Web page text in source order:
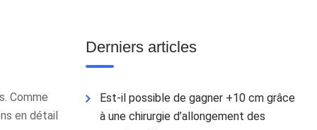
Comme
en détail
Derniers articles
Est-il possible de gagner +10 cm grâce
à une chirurgie d’allongement des